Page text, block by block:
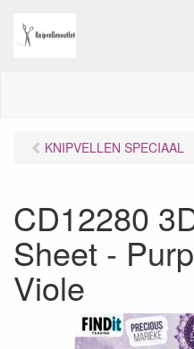
KNIPVELLEN SPECIAAL
CD12280
Sheet -
Viole